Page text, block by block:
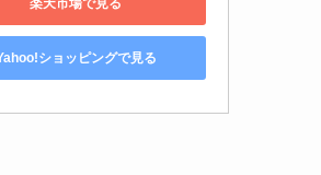
ショッピングで見る